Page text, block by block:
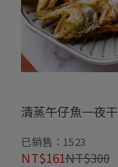
清蒸午仔魚一夜干
已銷售：1523
NT$161NT$300